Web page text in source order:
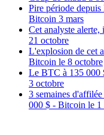
Pire période
Bitcoin 3 mars
Cet analyste
21 octobre
L'explosion de cet
Bitcoin le 8 octobre
Le BTC à 135 000
3 octobre
3 semaines
000 $ - Bitcoin le 1